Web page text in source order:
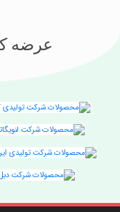
عرضه